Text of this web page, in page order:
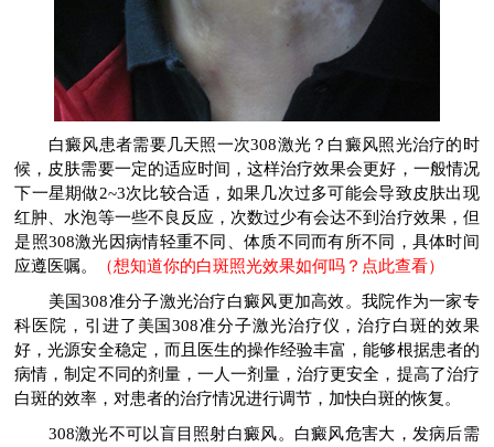
白癜风患者需要几天照一次308激光？白癜风照光治疗的时
候，皮肤需要一定的适应时间，这样治疗效果会更好，一般情况
下一星期做2~3次比较合适，如果几次过多可能会导致皮肤出现
红肿、水泡等一些不良反应，次数过少有会达不到治疗效果，但
是照308激光因病情轻重不同、体质不同而有所不同，具体时间
应遵医嘱。
（想知道你的白斑照光效果如何吗？点此查看）
美国308准分子激光治疗白癜风更加高效。我院作为一家专
科医院，引进了美国308准分子激光治疗仪，治疗白斑的效果
好，光源安全稳定，而且医生的操作经验丰富，能够根据患者的
病情，制定不同的剂量，一人一剂量，治疗更安全，提高了治疗
白斑的效率，对患者的治疗情况进行调节，加快白斑的恢复。
308激光不可以盲目照射白癜风。白癜风危害大，发病后需